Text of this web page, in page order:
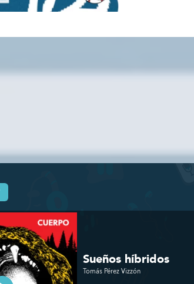
Sueños híbridos
Tomás Pérez Vizzón